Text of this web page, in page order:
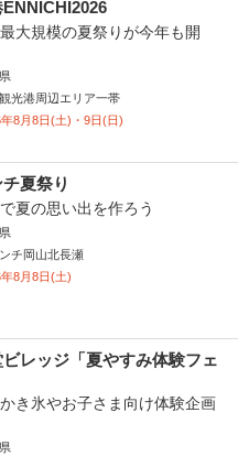
ENNICHI2026
大規模の夏祭りが今年も開
光港周辺エリア一帯
8月8日(土)・9日(日)
夏祭り
夏の思い出を作ろう
チ岡山北長瀬
8月8日(土)
ビレッジ「夏やすみ体験フェ
き氷やお子さま向け体験企画